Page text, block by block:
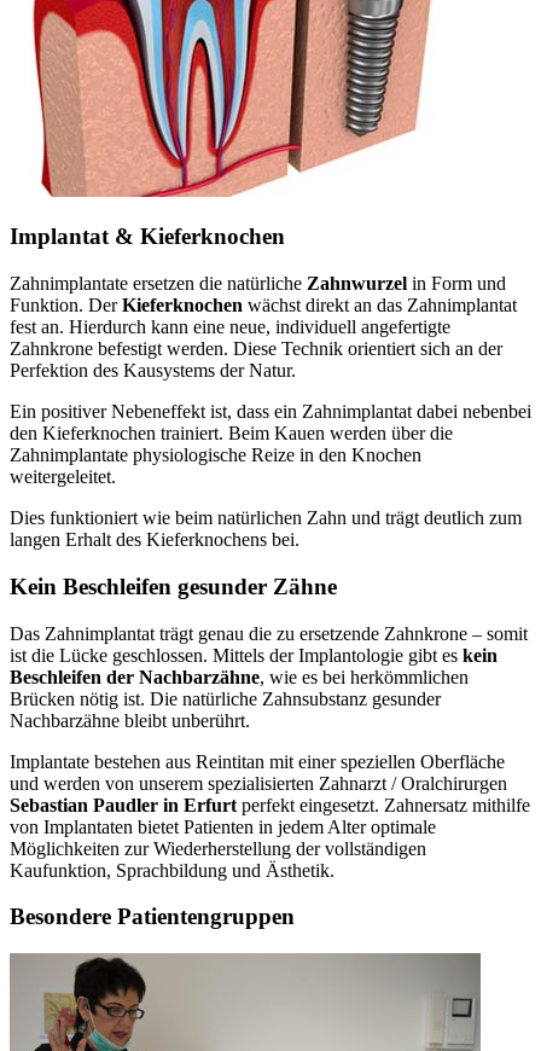
Implantat & Kieferknochen
Zahnimplantate ersetzen die natürliche Zahnwurzel in Form und
Funktion. DerKieferknochen wächst direkt an das Zahnimplantat
fest an. Hierdurch kann eine neue, individuell angefertigte
Zahnkrone befestigt werden. Diese Technik orientiert sich an der
Perfektion des Kausystems der Natur.
Ein positiver Nebeneffekt ist, dass ein Zahnimplantat dabei nebenbei
den Kieferknochen trainiert. Beim Kauen werden über die
Zahnimplantate physiologische Reize in den Knochen
weitergeleitet.
Dies funktioniert wie beim natürlichen Zahn und trägt deutlich zum
langen Erhalt des Kieferknochens bei.
Kein Beschleifen gesunder Zähne
Das Zahnimplantat trägt genau die zu ersetzende Zahnkrone – somit
ist die Lücke geschlossen. Mittels der Implantologie gibt es kein
Beschleifen der Nachbarzähne, wie es bei herkömmlichen
Brücken nötig ist. Die natürliche Zahnsubstanz gesunder
Nachbarzähne bleibt unberührt.
Implantate bestehen aus Reintitan mit einer speziellen Oberfläche
und werden von unserem spezialisierten Zahnarzt / Oralchirurgen
Sebastian Paudler in Erfurt perfekt eingesetzt. Zahnersatz mithilfe
von Implantaten bietet Patienten in jedem Alter optimale
Möglichkeiten zur Wiederherstellung der vollständigen
Kaufunktion, Sprachbildung und Ästhetik.
Besondere Patientengruppen